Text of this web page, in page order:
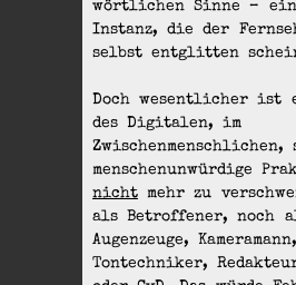
wörtlichen Sinne –
Instanz, die der
selbst entglitten
Doch wesentlicher ist
des Digitalen, im
Zwischenmenschlichen,
menschenunwürdige
nicht mehr zu
als Betroffener, noch
Augenzeuge, Kameramann,
Tontechniker,